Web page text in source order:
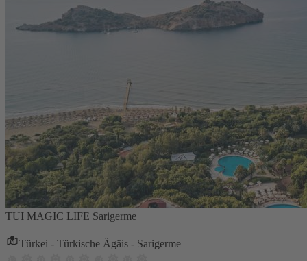
TUI MAGIC LIFE Sarigerme
Türkei - Türkische Ägäis - Sarigerme